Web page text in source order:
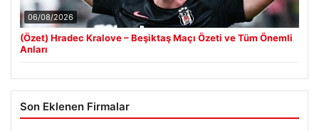
06/08/2026
(Özet) Hradec Kralove – Beşiktaş Maçı Özeti ve Tüm Önemli
Anları
Son Eklenen Firmalar